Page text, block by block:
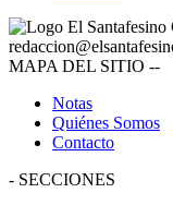
MAPA DEL SITIO --
Notas
Quiénes Somos
Contacto
- SECCIONES